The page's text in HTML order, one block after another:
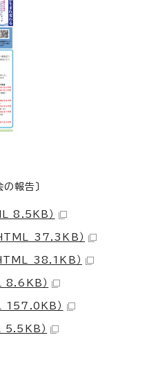
報告〕
8.5KB）
37.3KB）
38.1KB）
）
）
）